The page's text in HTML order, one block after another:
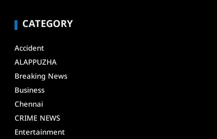
CATEGORY
Accident
ALAPPUZHA
Breaking News
Business
Chennai
CRIME NEWS
Entertainment